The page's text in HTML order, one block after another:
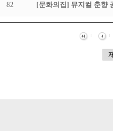
82 [문화의집] 뮤지컬 춘향